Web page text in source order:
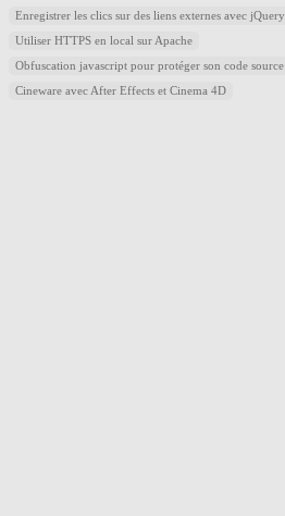
Enregistrer les clics sur des liens externes avec jQuery
Utiliser HTTPS en local sur Apache
Obfuscation javascript pour protéger son code source
Cineware avec After Effects et Cinema 4D